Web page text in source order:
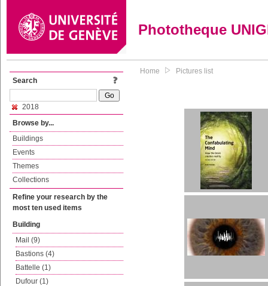
Phototheque
Search
2018
Browse by...
Buildings
Events
Themes
Collections
Refine your research by the
most ten used items
Building
Mail (9)
Bastions (4)
Battelle (1)
Dufour (1)
Home Pictures list